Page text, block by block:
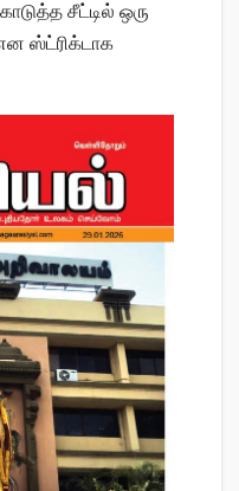
சீட்டில் ஒரு
ஸ்ட்ரிக்டாக